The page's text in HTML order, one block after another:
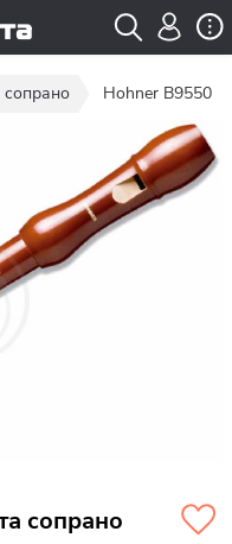
Hohner B9550
сопрано